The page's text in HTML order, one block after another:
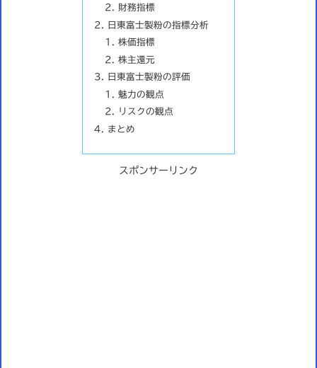
財務指標
日東富士製粉の指標分析
株価指標
株主還元
日東富士製粉の評価
魅力の観点
リスクの観点
まとめ
スポンサーリンク